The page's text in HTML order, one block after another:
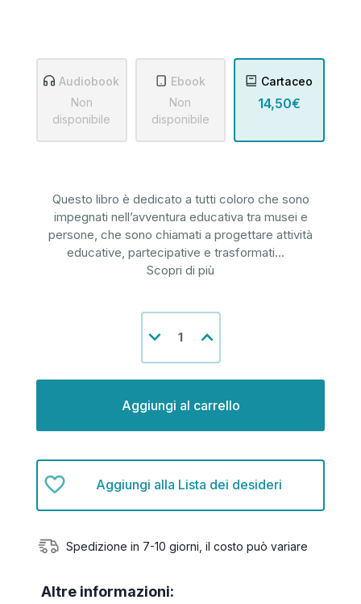
Audiobook
Non
disponibile
Ebook
Non
disponibile
Cartaceo
14,50€
Questo libro è dedicato a tutti coloro che sono
impegnati nell’avventura educativa tra musei e
persone, che sono chiamati a progettare attività
educative, partecipative e trasformati...
Scopri di più
Diminuisci
la
di
Aumenta
la
di
Aggiungi alla Lista dei desideri
Spedizione in 7-10 giorni, il costo può variare
Altre informazioni: